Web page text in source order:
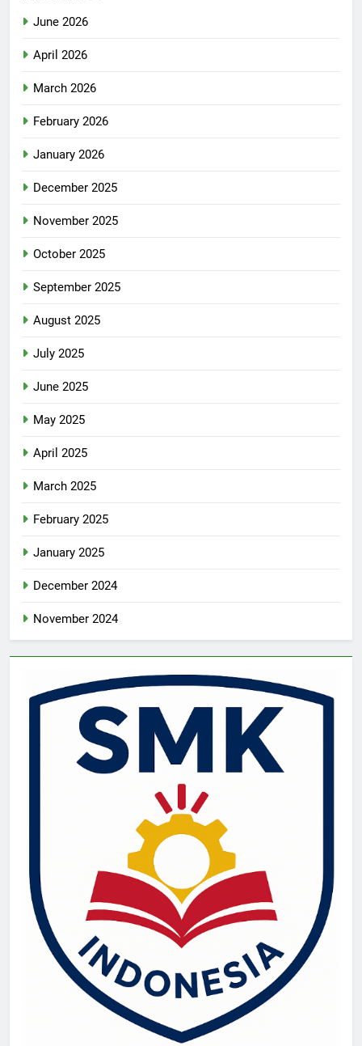
June 2026
April 2026
March 2026
February 2026
January 2026
December 2025
November 2025
October 2025
September 2025
August 2025
July 2025
June 2025
May 2025
April 2025
March 2025
February 2025
January 2025
December 2024
November 2024